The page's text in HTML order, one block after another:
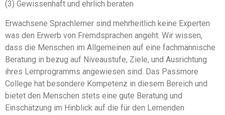
(3) Gewissenhaft und ehrlich beraten
Erwachsene Sprachlerner sind mehrheitlich keine Experten
was den Erwerb von Fremdsprachen angeht. Wir wissen,
dass die Menschen im Allgemeinen auf eine fachmännische
Beratung in bezug auf Niveaustufe, Ziele, und Ausrichtung
ihres Lernprogramms angewiesen sind. Das Passmore
College hat besondere Kompetenz in diesem Bereich und
bietet den Menschen stets eine gute Beratung und
Einschätzung im Hinblick auf die für den Lernenden